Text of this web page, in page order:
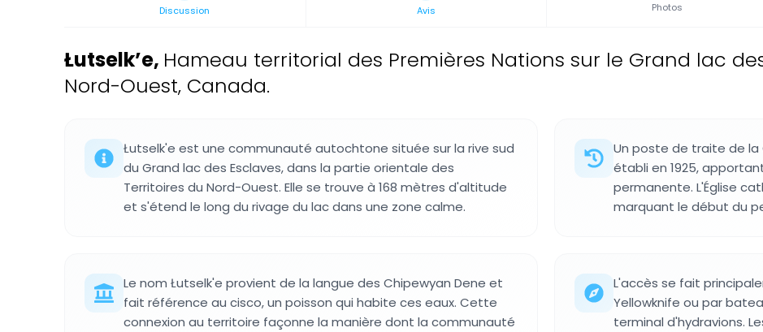
Discussion Avis Photos
Łutselk’e, Hameau territorial des Premières Nations sur le Grand lac
Nord-Ouest, Canada.
Łutselk'e est une communauté autochtone située sur la rive sud
du Grand lac des Esclaves, dans la partie orientale des
Territoires du Nord-Ouest. Elle se trouve à 168 mètres d'altitude
et s'étend le long du rivage du lac dans une zone calme.
Un poste de traite de la
établi en 1925,
permanente. L'Église
marquant le début du
Le nom Łutselk'e provient de la langue des Chipewyan Dene et
fait référence au cisco, un poisson qui habite ces eaux. Cette
connexion au territoire façonne la manière dont la communauté
L'accès se fait
Yellowknife ou par
terminal d'hydravions.